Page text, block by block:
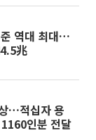
준 역대 최대…
兆
…적십자 용
인분 전달